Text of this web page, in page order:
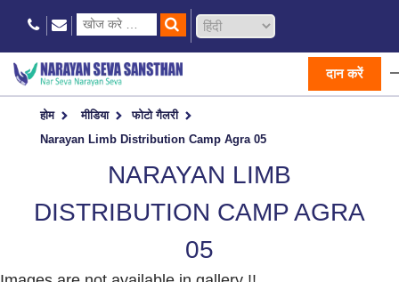
दान करें
होम मीडिया
फोटो गैलरी
Narayan Limb Distribution Camp Agra 05
NARAYAN LIMB
DISTRIBUTION CAMP AGRA
05